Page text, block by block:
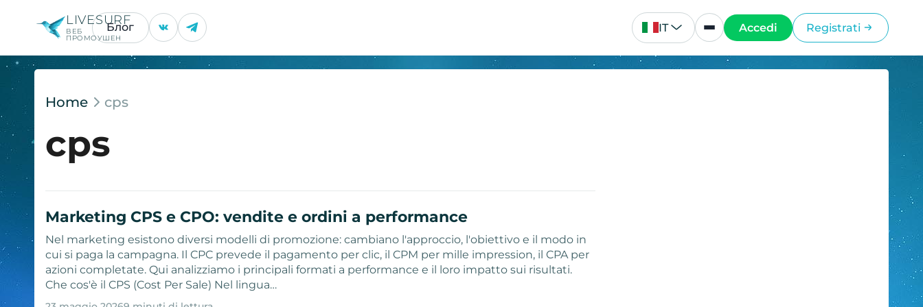
LIVESURF
ВЕБ
ПРОМОУШЕН
Блог IT Accedi Registrati
Home cps
cps
Marketing CPS e CPO: vendite e ordini a performance
Nel marketing esistono diversi modelli di promozione: cambiano l'approccio, l'obiettivo e il modo in
cui si paga la campagna. Il CPC prevede il pagamento per clic, il CPM per mille impression, il CPA per
azioni completate. Qui analizziamo i principali formati a performance e il loro impatto sui risultati.
Che cos'è il CPS (Cost Per Sale) Nel lingua…